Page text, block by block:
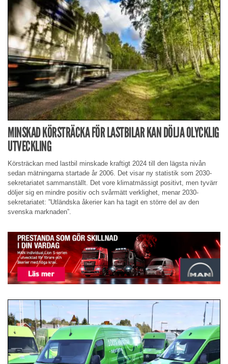
MINSKAD KÖRSTRÄCKA FÖR LASTBILAR KAN DÖLJA OLYCKLIG
UTVECKLING
Körsträckan med lastbil minskade kraftigt 2024 till den lägsta nivån
sedan mätningarna startade år 2006. Det visar ny statistik som 2030-
sekretariatet sammanställt. Det vore klimatmässigt positivt, men tyvärr
döljer sig en mindre positiv och svårmätt verklighet, menar 2030-
sekretariatet: ”Utländska åkerier kan ha tagit en större del av den
svenska marknaden”.